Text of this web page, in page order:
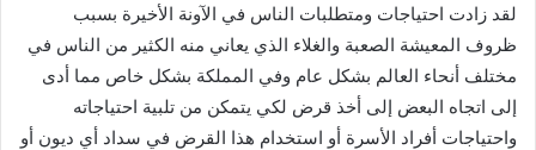
لقد زادت احتياجات ومتطلبات الناس في الآونة الأخيرة بسبب
ظروف المعيشة الصعبة والغلاء الذي يعاني منه الكثير من الناس في
مختلف أنحاء العالم بشكل عام وفي المملكة بشكل خاص مما أدى
إلى اتجاه البعض إلى أخذ قرض لكي يتمكن من تلبية احتياجاته
واحتياجات أفراد الأسرة أو استخدام هذا القرض في سداد أي ديون أو